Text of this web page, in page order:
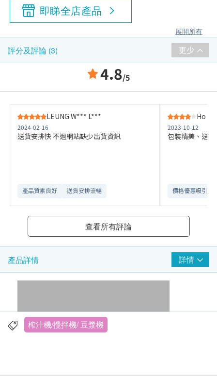
即睇全店產品
展開所有
評分及評論 (3) 更少
4.8/5
LEUNG W*** L***
2024-02-16
送貨安排快 不過網站缺少出貨資訊
產品質素良好 送貨安排流暢
Ho
2023-10-12
包裝精美、送
價格優惠吸引
查看所有評論
產品詳情 詳情
榨汁機/攪拌機/ 豆漿機